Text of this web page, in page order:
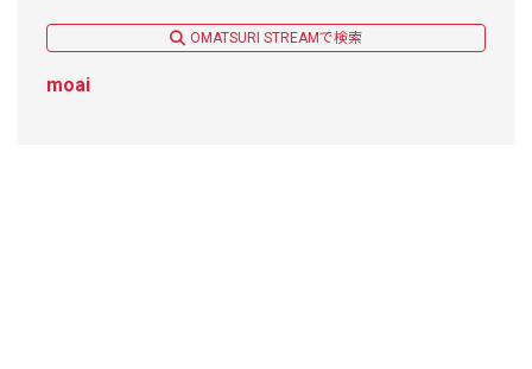
OMATSURI STREAMで検索
moai